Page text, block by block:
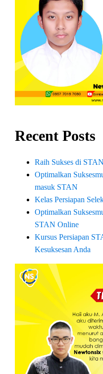
Recent Posts
Raih Sukses di
Optimalkan
masuk STAN
Kelas Persiapan
Optimalkan
STAN Online
Kursus Persiapan
Kesuksesan Anda